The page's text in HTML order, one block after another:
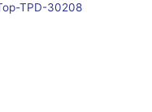
TPD-30208